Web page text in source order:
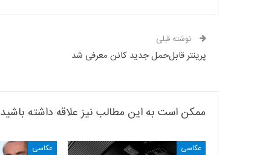
نوشته قبلی
پرینتر قابل‌حمل جدید کانن معرفی شد
ممکن است به این مطالب نیز علاقه داشته باشید
عکاسی عکاسی